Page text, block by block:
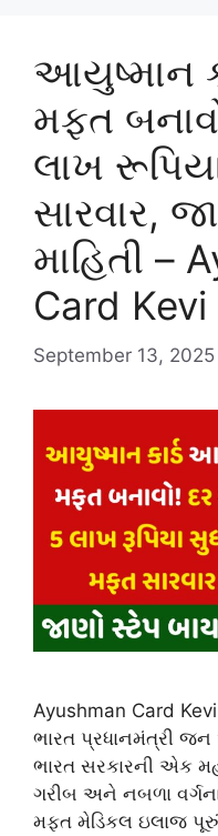
આયુષ્માન
મફત
લાખ
સારવાર,
માહિતી –
Card
September 13, 2025
Ayushman Card
ભારત પ્રધાનમંત્રી
ભારત સરકારની એક
ગરીબ અને નબળા વર્ગના
મફત મેડિકલ ઇલાજ પૂરું